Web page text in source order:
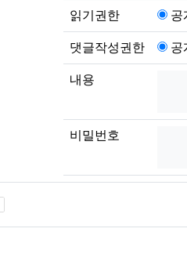
읽기권한
댓글작성권한
내용
비밀번호